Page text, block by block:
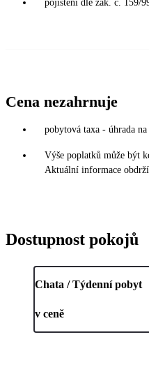
pojištění dle zák. č. 159/
Cena nezahrnuje
pobytová taxa - úhrada
Výše poplatků může být
Aktuální informace
Dostupnost pokojů
Chata / Týdenní pobyt
v ceně